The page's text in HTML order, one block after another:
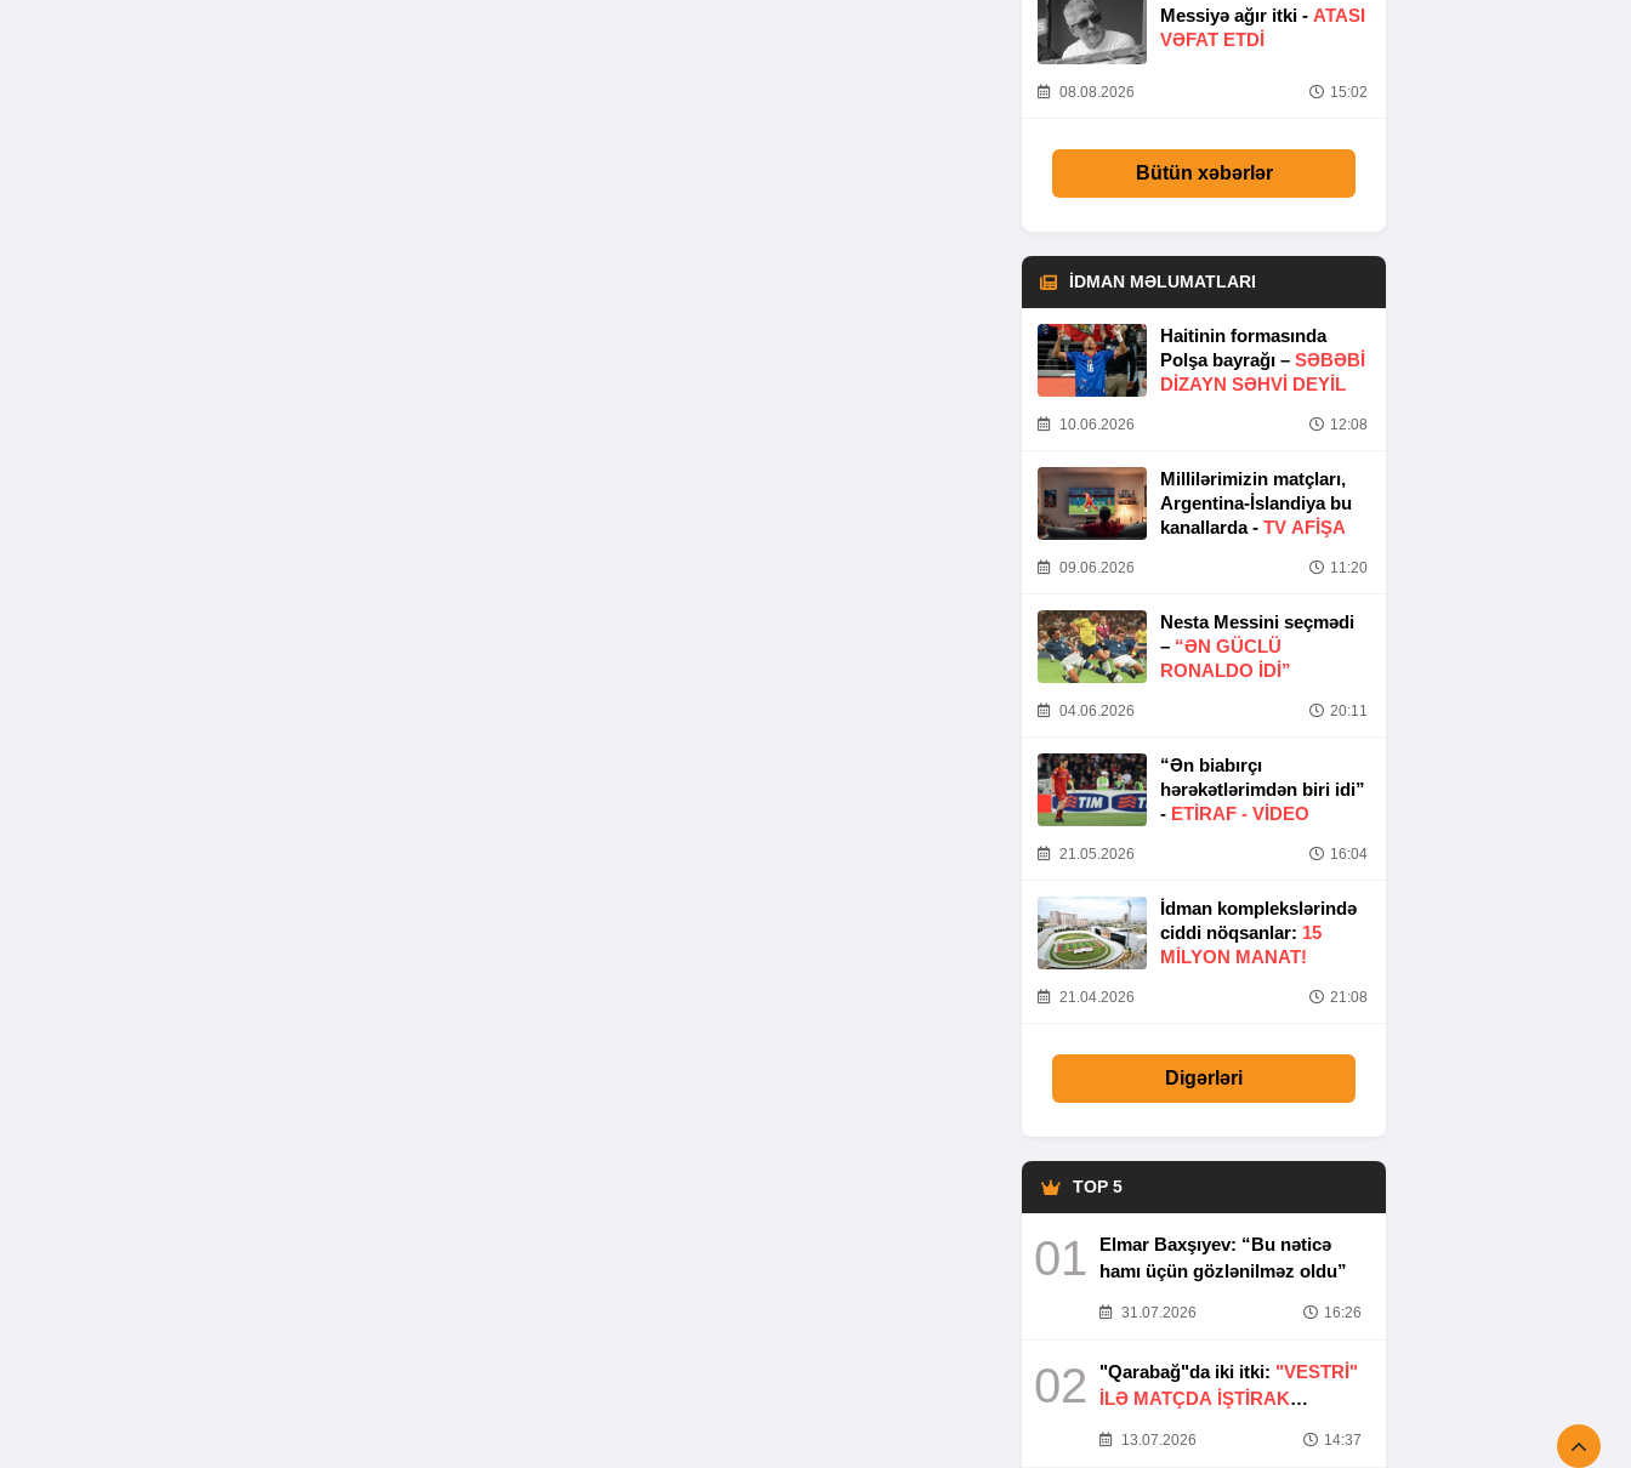
Messiyə ağır itki - ATASI
VƏFAT ETDI
08.08.2026 15:02
Bütün xəbərlər
İDMAN MƏLUMATLARI
Haitinin formasında
Polşa bayrağı – SƏBƏBI
DIZAYN SƏHVI DEYIL
10.06.2026 12:08
Millilərimizin matçları,
Argentina-İslandiya bu
kanallarda - TV AFİŞA
09.06.2026 11:20
Nesta Messini seçmədi
– “ƏN GÜCLÜ
RONALDO IDI”
04.06.2026 20:11
“Ən biabırçı
hərəkətlərimdən biri idi”
- ETIRAF - VİDEO
21.05.2026 16:04
İdman komplekslərində
ciddi nöqsanlar: 15
MILYON MANAT!
21.04.2026 21:08
Digərləri
TOP 5
01
Elmar Baxşıyev: “Bu nəticə
hamı üçün gözlənilməz oldu”
31.07.2026 16:26
02 "Qarabağ"da iki itki: "VESTRİ"
İLƏ MATÇDA İŞTİRAK
13.07.2026 14:37